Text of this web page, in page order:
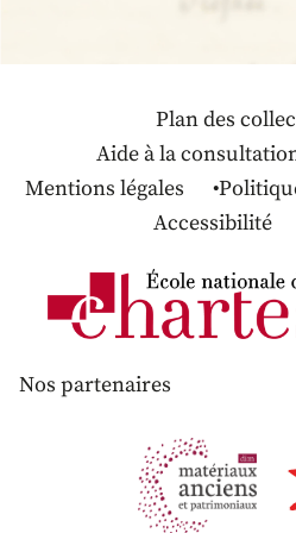
Plan des
Aide à la
Mentions légales
Accessibilité
Nos partenaires